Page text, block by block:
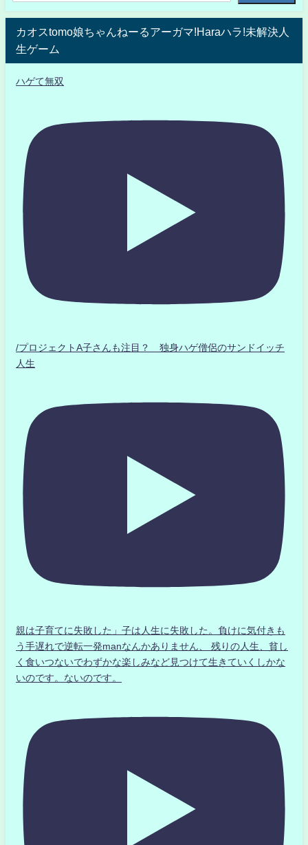
カオスtomo娘ちゃんねーるアーガマ!Haraハラ!未解決人
生ゲーム
ハゲて無双
/プロジェクトA子さんも注目？ 独身ハゲ僧侶のサンドイッチ
人生
親は子育てに失敗した」子は人生に失敗した。負けに気付きも
う手遅れで逆転一発manなんかありません、 残りの人生、貧し
く食いつないでわずかな楽しみなど見つけて生きていくしかな
いのです。ないのです。